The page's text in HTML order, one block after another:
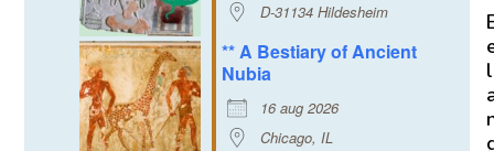
D-31134 Hildesheim
** A Bestiary of Ancient
Nubia
16 aug 2026
Chicago, IL
l